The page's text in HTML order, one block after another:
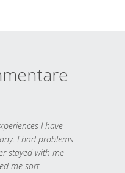
I have
I had problems
stayed with me
me sort